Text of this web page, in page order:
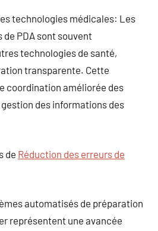
technologies médicales: Les
PDA sont souvent
technologies de santé,
transparente. Cette
coordination améliorée des
des informations des
de Réduction des erreurs de
automatisés de préparation
représentent une avancée